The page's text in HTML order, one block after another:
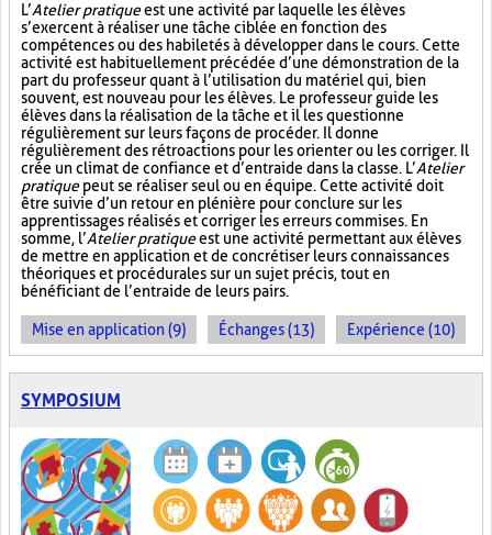
L’Atelier pratiqueest une activité par laquelle les élèves
s’exercent à réaliser une tâche ciblée en fonction des
compétences ou des habiletés à développer dans le cours. Cette
activité est habituellement précédée d’une démonstration de la
part du professeur quant à l’utilisation du matériel qui, bien
souvent, est nouveau pour les élèves. Le professeur guide les
élèves dans la réalisation de la tâche et il les questionne
régulièrement sur leurs façons de procéder. Il donne
régulièrement des rétroactions pour les orienter ou les corriger. Il
crée un climat de confiance et d’entraide dans la classe. L’Atelier
pratiquepeut se réaliser seul ou en équipe. Cette activité doit
être suivie d’un retour en plénière pour conclure sur les
apprentissages réalisés et corriger les erreurs commises. En
somme, l’Atelier pratiqueest une activité permettant aux élèves
de mettre en application et de concrétiser leurs connaissances
théoriques et procédurales sur un sujet précis, tout en
bénéficiant de l’entraide de leurs pairs.
Mise en application (9) Échanges (13) Expérience (10)
SYMPOSIUM